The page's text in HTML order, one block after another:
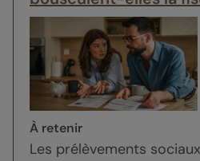
À retenir
Les prélèvements